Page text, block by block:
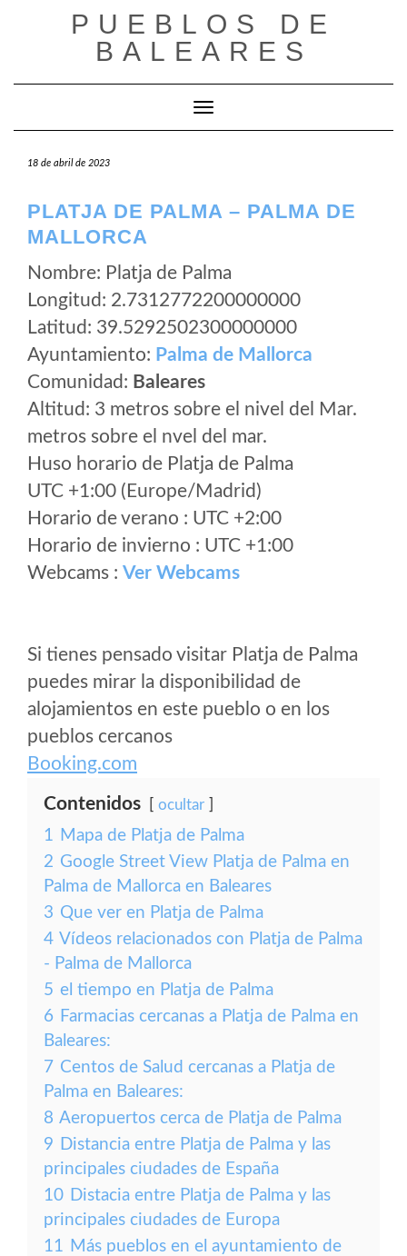
PUEBLOS DE
BALEARES
Cambiar modo de navegación
18 de abril de 2023
PLATJA DE PALMA – PALMA DE
MALLORCA
Nombre: Platja de Palma
Longitud: 2.7312772200000000
Latitud: 39.5292502300000000
Ayuntamiento: Palma de Mallorca
Comunidad: Baleares
Altitud: 3 metros sobre el nivel del Mar.
metros sobre el nvel del mar.
Huso horario de Platja de Palma
UTC +1:00 (Europe/Madrid)
Horario de verano : UTC +2:00
Horario de invierno : UTC +1:00
Webcams : Ver Webcams
Si tienes pensado visitar Platja de Palma
puedes mirar la disponibilidad de
alojamientos en este pueblo o en los
pueblos cercanos
Booking.com
Contenidos ocultar
1 Mapa de Platja de Palma
2 Google Street View Platja de Palma en
Palma de Mallorca en Baleares
3 Que ver en Platja de Palma
4 Vídeos relacionados con Platja de Palma
- Palma de Mallorca
5 el tiempo en Platja de Palma
6 Farmacias cercanas a Platja de Palma en
Baleares:
7 Centos de Salud cercanas a Platja de
Palma en Baleares:
8 Aeropuertos cerca de Platja de Palma
9 Distancia entre Platja de Palma y las
principales ciudades de España
10 Distacia entre Platja de Palma y las
principales ciudades de Europa
11 Más pueblos en el ayuntamiento de